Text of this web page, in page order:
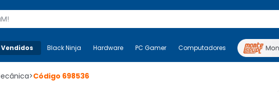
Mais-v- Black Ninja Hardware PC Gamer Computadores
Black Ninja Hardware PC Gamer Computadores Periféricos
>Código 698536